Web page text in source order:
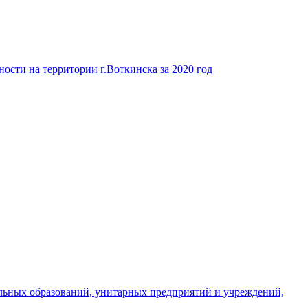
на территории г.Воткинска за 2020 год
образований, унитарных предприятий и учреждений,